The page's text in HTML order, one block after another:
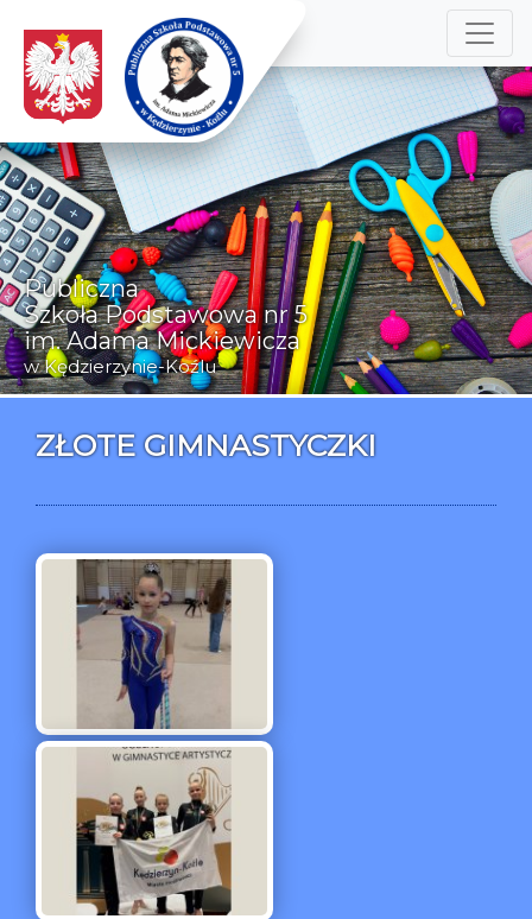
Publiczna
Szkoła Podstawowa nr 5
im. Adama Mickiewicza
w Kędzierzynie-Koźlu
ZŁOTE GIMNASTYCZKI